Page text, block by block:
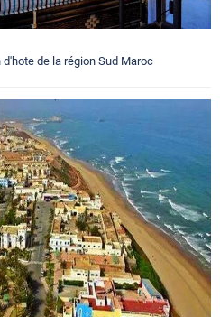
de la région Sud Maroc